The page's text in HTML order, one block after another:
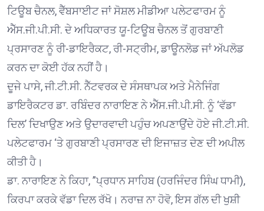
ਟਿਊਬ ਚੈਨਲ, ਵੈੱਬਸਾਈਟ ਜਾਂ ਸੋਸ਼ਲ ਮੀਡੀਆ ਪਲੇਟਫਾਰਮ ਨੂੰ
ਐੱਸ.ਜੀ.ਪੀ.ਸੀ. ਦੇ ਅਧਿਕਾਰਤ ਯੂ-ਟਿਊਬ ਚੈਨਲ ਤੋਂ ਗੁਰਬਾਣੀ
ਪ੍ਰਸਾਰਣ ਨੂੰ ਰੀ-ਡਾਇਰੈਕਟ, ਰੀ-ਸਟ੍ਰੀਮ, ਡਾਊਨਲੋਡ ਜਾਂ ਅੱਪਲੋਡ
ਕਰਨ ਦਾ ਕੋਈ ਹੱਕ ਨਹੀਂ ਹੈ।
ਦੂਜੇ ਪਾਸੇ, ਜੀ.ਟੀ.ਸੀ. ਨੈੱਟਵਰਕ ਦੇ ਸੰਸਥਾਪਕ ਅਤੇ ਮੈਨੇਜਿੰਗ
ਡਾਇਰੈਕਟਰ ਡਾ. ਰਬਿੰਦਰ ਨਾਰਾਇਣ ਨੇ ਐੱਸ.ਜੀ.ਪੀ.ਸੀ. ਨੂੰ ‘ਵੱਡਾ
ਦਿਲ’ ਦਿਖਾਉਣ ਅਤੇ ਉਦਾਰਵਾਦੀ ਪਹੁੰਚ ਅਪਣਾਉਂਦੇ ਹੋਏ ਜੀ.ਟੀ.ਸੀ.
ਪਲੇਟਫਾਰਮ ‘ਤੇ ਗੁਰਬਾਣੀ ਪ੍ਰਸਾਰਣ ਦੀ ਇਜਾਜ਼ਤ ਦੇਣ ਦੀ ਅਪੀਲ
ਕੀਤੀ ਹੈ।
ਡਾ. ਨਾਰਾਇਣ ਨੇ ਕਿਹਾ, ”ਪ੍ਰਧਾਨ ਸਾਹਿਬ (ਹਰਜਿੰਦਰ ਸਿੰਘ ਧਾਮੀ),
ਕਿਰਪਾ ਕਰਕੇ ਵੱਡਾ ਦਿਲ ਰੱਖੋ। ਨਰਾਜ਼ ਨਾ ਹੋਵੋ, ਇਸ ਗੱਲ ਦੀ ਖੁਸ਼ੀ